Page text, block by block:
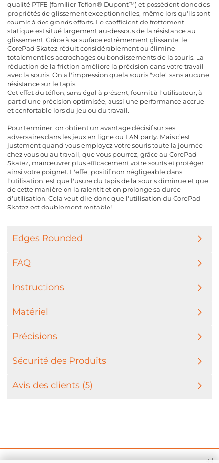
qualité PTFE (familier Teflon® Dupont™) et possèdent donc des
propriétés de glissement exceptionnelles, même lors qu'ils sont
soumis à des grands efforts. Le coefficient de frottement
statique est situé largement au-dessous de la résistance au
glissement. Grâce à sa surface extrêmement glissante, le
CorePad Skatez réduit considérablement ou élimine
totalement les accrochages ou bondissements de la souris. La
réduction de la friction améliore la précision dans votre travail
avec la souris. On a l'impression quela souris "vole" sans aucune
résistance sur le tapis.
Cet effet du téflon, sans égal à présent, fournit à l'utilisateur, à
part d'une précision optimisée, aussi une performance accrue
et confortable lors du jeu ou du travail.
Pour terminer, on obtient un avantage décisif sur ses
adversaires dans les jeux en ligne ou LAN party. Mais c’est
justement quand vous employez votre souris toute la journée
chez vous ou au travail, que vous pourrez, grâce au CorePad
Skatez, manœuvrer plus efficacement votre souris et protéger
ainsi votre poignet. L'effet positif non négligeable dans
l'utilisation, est que l'usure du tapis de la souris diminue et que
de cette manière on la ralentit et on prolonge sa durée
d'utilisation. Cela veut dire donc que l'utilisation du CorePad
Skatez est doublement rentable!
Edges Rounded
FAQ
Instructions
Matériel
Précisions
Sécurité des Produits
Avis des clients (5)